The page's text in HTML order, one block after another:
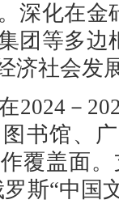
深化在
团等多
济社会发
2024－
书馆、
覆盖面
斯“中国